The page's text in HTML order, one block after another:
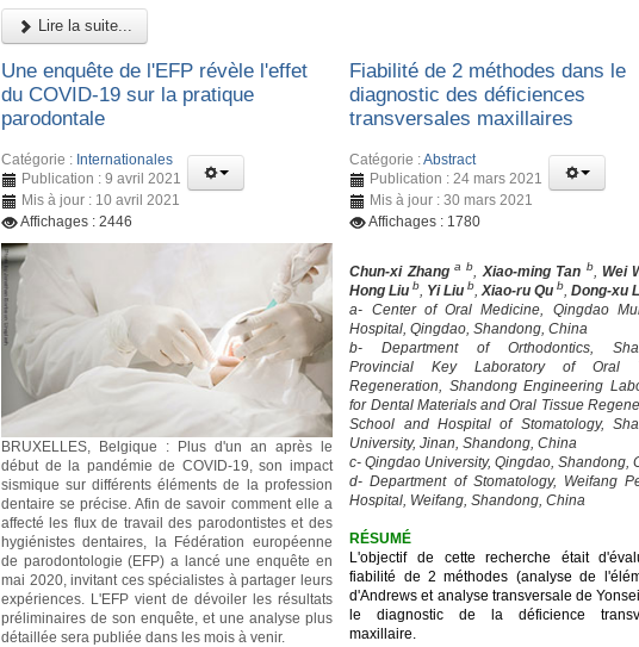
Lire la suite...
Une enquête de l'EFP révèle l'effet
du COVID-19 sur la pratique
parodontale
Catégorie : Internationales
Publication : 9 avril 2021
Mis à jour : 10 avril 2021
Affichages : 2446
BRUXELLES, Belgique : Plus d'un an après le
début de la pandémie de COVID-19, son impact
sismique sur différents éléments de la profession
dentaire se précise. Afin de savoir comment elle a
affecté les flux de travail des parodontistes et des
hygiénistes dentaires, la Fédération européenne
de parodontologie (EFP) a lancé une enquête en
mai 2020, invitant ces spécialistes à partager leurs
expériences. L'EFP vient de dévoiler les résultats
préliminaires de son enquête, et une analyse plus
détaillée sera publiée dans les mois à venir.
Fiabilité de 2 méthodes dans le
diagnostic des déficiences
transversales maxillaires
Catégorie :Abstract
Publication : 24 mars 2021
Mis à jour : 30 mars 2021
Affichages : 1780
Chun-xi Zhang a b Xiao-ming Tan b, Wei
Hong Liu b Yi Liu b ,Xiao-ru Qu b ,Dong-xu
a- Center of Oral Medicine, Qingdao
Hospital, Qingdao, Shandong, China
b- Department of Orthodontics,
Provincial Key Laboratory of Oral
Regeneration, Shandong Engineering
for Dental Materials and Oral Tissue
School and Hospital of Stomatology,
University, Jinan, Shandong, China
c- Qingdao University, Qingdao, Shandong,
d- Department of Stomatology, Weifang
Hospital, Weifang, Shandong, China
RÉSUMÉ
L'objectif de cette recherche était
fiabilité de 2 méthodes (analyse de
d'Andrews et analyse transversale de
le diagnostic de la déficience
maxillaire.